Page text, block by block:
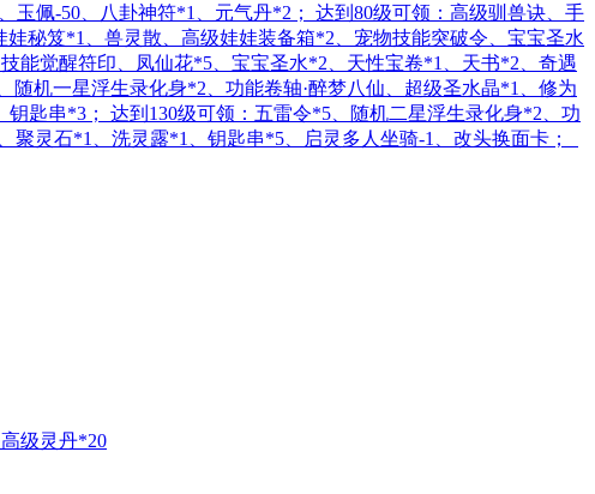
佩-50、八卦神符*1、元气丹*2； 达到80级可领：高级驯兽诀、手
秘笈*1、兽灵散、高级娃娃装备箱*2、宠物技能突破令、宝宝圣水
能觉醒符印、凤仙花*5、宝宝圣水*2、天性宝卷*1、天书*2、奇遇
机一星浮生录化身*2、功能卷轴·醉梦八仙、超级圣水晶*1、修为
匙串*3； 达到130级可领：五雷令*5、随机二星浮生录化身*2、功
聚灵石*1、洗灵露*1、钥匙串*5、启灵多人坐骑-1、改头换面卡；
级灵丹*20